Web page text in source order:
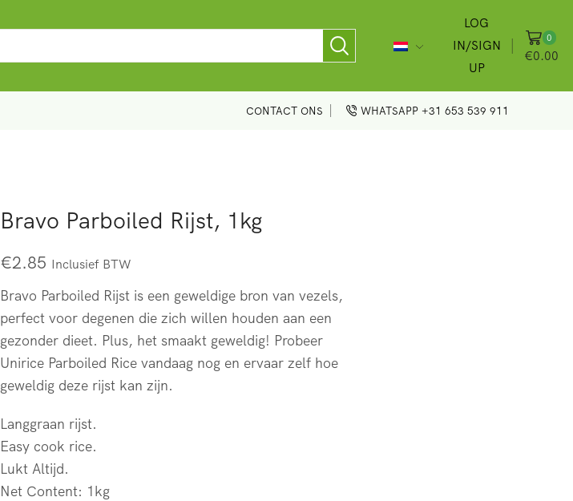
LOG
IN/SIGN
UP
0
€0.00
CONTACT ONS WHATSAPP +31 653 539 911
Bravo Parboiled Rijst, 1kg
€2.85 Inclusief BTW
Bravo Parboiled Rijst is een geweldige bron van vezels,
perfect voor degenen die zich willen houden aan een
gezonder dieet. Plus, het smaakt geweldig! Probeer
Unirice Parboiled Rice vandaag nog en ervaar zelf hoe
geweldig deze rijst kan zijn.
Langgraan rijst.
Easy cook rice.
Lukt Altijd.
Net Content: 1kg